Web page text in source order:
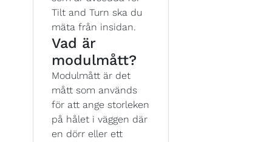
Tilt and Turn ska du
mäta från insidan.
Vad är
modulmått?
Modulmått är det
mått som används
för att ange storleken
på hålet i väggen där
en dörr eller ett